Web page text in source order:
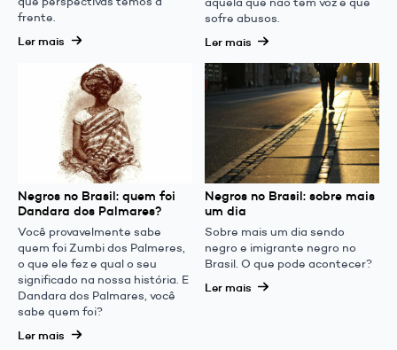
frente.
Ler mais
sofre abusos.
Ler mais
Negros no Brasil: quem foi
Dandara dos Palmares?
Você provavelmente sabe
quem foi Zumbi dos Palmeres,
o que ele fez e qual o seu
significado na nossa história. E
Dandara dos Palmares, você
sabe quem foi?
Ler mais
Negros no Brasil: sobre mais
um dia
Sobre mais um dia sendo
negro e imigrante negro no
Brasil. O que pode acontecer?
Ler mais